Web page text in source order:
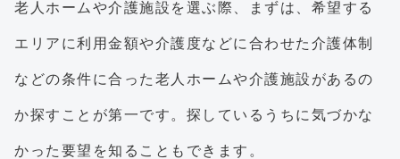
老人ホームや介護施設を選ぶ際、まずは、希望する
エリアに利用金額や介護度などに合わせた介護体制
などの条件に合った老人ホームや介護施設があるの
か探すことが第一です。探しているうちに気づかな
かった要望を知ることもできます。